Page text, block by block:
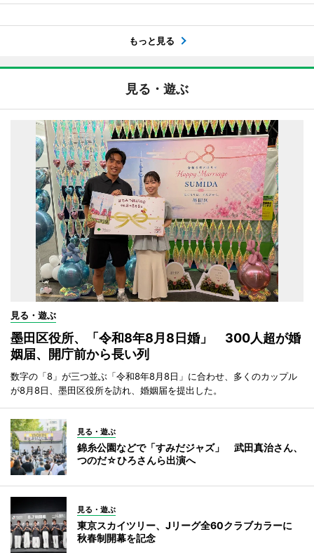
もっと見る
見る・遊ぶ
見る・遊ぶ
墨田区役所、「令和8年8月8日婚」 300人超が婚
姻届、開庁前から長い列
数字の「8」が三つ並ぶ「令和8年8月8日」に合わせ、多くのカップル
が8月8日、墨田区役所を訪れ、婚姻届を提出した。
見る・遊ぶ
錦糸公園などで「すみだジャズ」 武田真治さん、
つのだ☆ひろさんら出演へ
見る・遊ぶ
東京スカイツリー、Jリーグ全60クラブカラーに
秋春制開幕を記念